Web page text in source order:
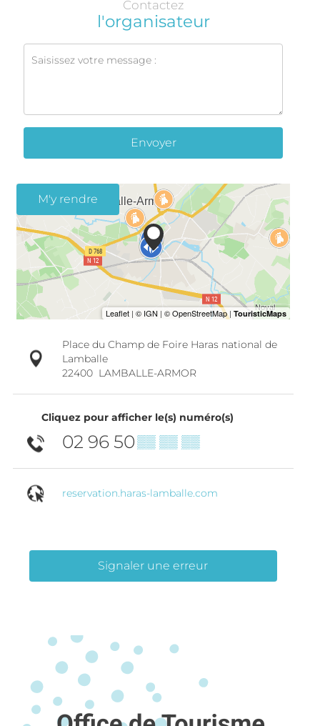
Contactez
l'organisateur
Envoyer
M'y rendre
Place du Champ de Foire Haras national de
Lamballe
22400 LAMBALLE-ARMOR
Cliquez pour afficher le(s) numéro(s)
02 96 50▒▒ ▒▒ ▒▒
reservation.haras-lamballe.com
Signaler une erreur